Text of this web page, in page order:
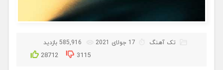
تک آهنگ 17 جولای 2021 585,916 بازدید
28712 3115